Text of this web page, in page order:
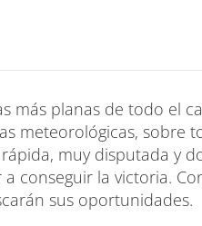
más planas de todo el
meteorológicas, sobre
muy disputada y
conseguir la victoria.
sus oportunidades.